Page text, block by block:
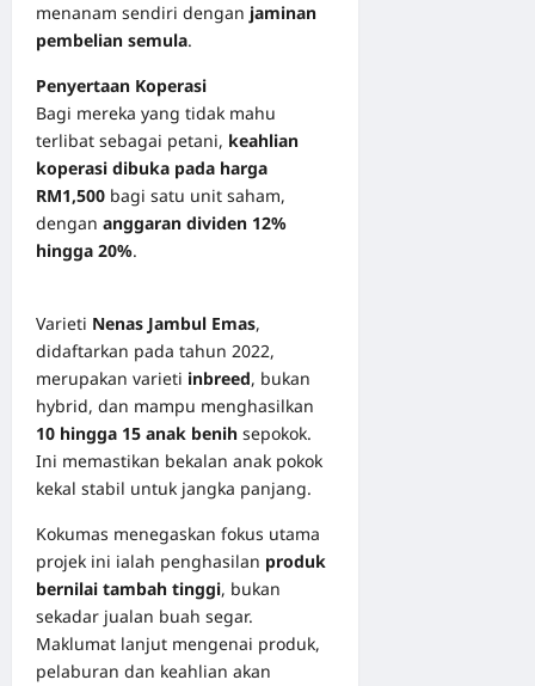
menanam sendiri dengan jaminan
pembelian semula.
Penyertaan Koperasi
Bagi mereka yang tidak mahu
terlibat sebagai petani, keahlian
koperasi dibuka pada harga
RM1,500 bagi satu unit saham,
dengan anggaran dividen 12%
hingga 20%.
Varieti Nenas Jambul Emas,
didaftarkan pada tahun 2022,
merupakan varieti inbreed, bukan
hybrid, dan mampu menghasilkan
10 hingga 15 anak benih sepokok.
Ini memastikan bekalan anak pokok
kekal stabil untuk jangka panjang.
Kokumas menegaskan fokus utama
projek ini ialah penghasilan produk
bernilai tambah tinggi, bukan
sekadar jualan buah segar.
Maklumat lanjut mengenai produk,
pelaburan dan keahlian akan